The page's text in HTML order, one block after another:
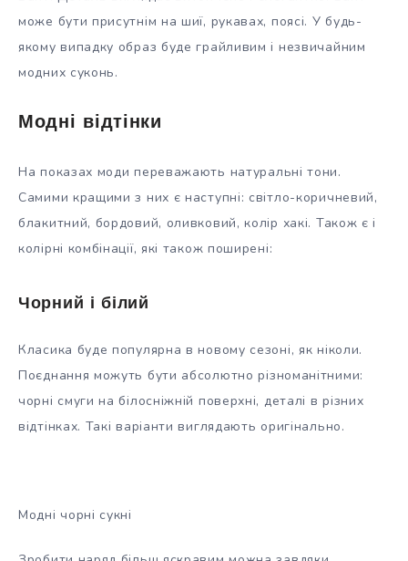
може бути присутнім на шиї, рукавах, поясі. У будь-
якому випадку образ буде грайливим і незвичайним
модних суконь.
Модні відтінки
На показах моди переважають натуральні тони.
Самими кращими з них є наступні: світло-коричневий,
блакитний, бордовий, оливковий, колір хакі. Також є і
колірні комбінації, які також поширені:
Чорний і білий
Класика буде популярна в новому сезоні, як ніколи.
Поєднання можуть бути абсолютно різноманітними:
чорні смуги на білосніжній поверхні, деталі в різних
відтінках. Такі варіанти виглядають оригінально.
Модні чорні сукні